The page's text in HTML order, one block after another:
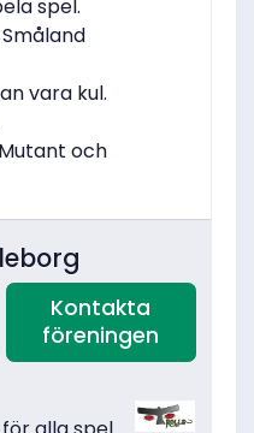
spel.
vara kul.
och
Kontakta
föreningen